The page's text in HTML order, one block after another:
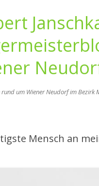
rund um Wiener Neudorf im Bezirk
Mensch an